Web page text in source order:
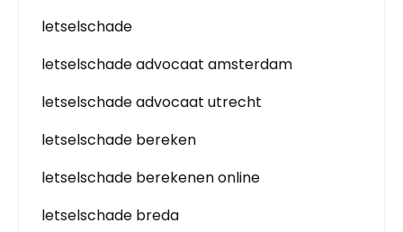
letselschade
letselschade advocaat amsterdam
letselschade advocaat utrecht
letselschade bereken
letselschade berekenen online
letselschade breda